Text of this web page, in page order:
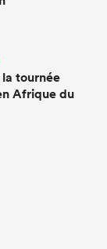
tournée
Afrique du